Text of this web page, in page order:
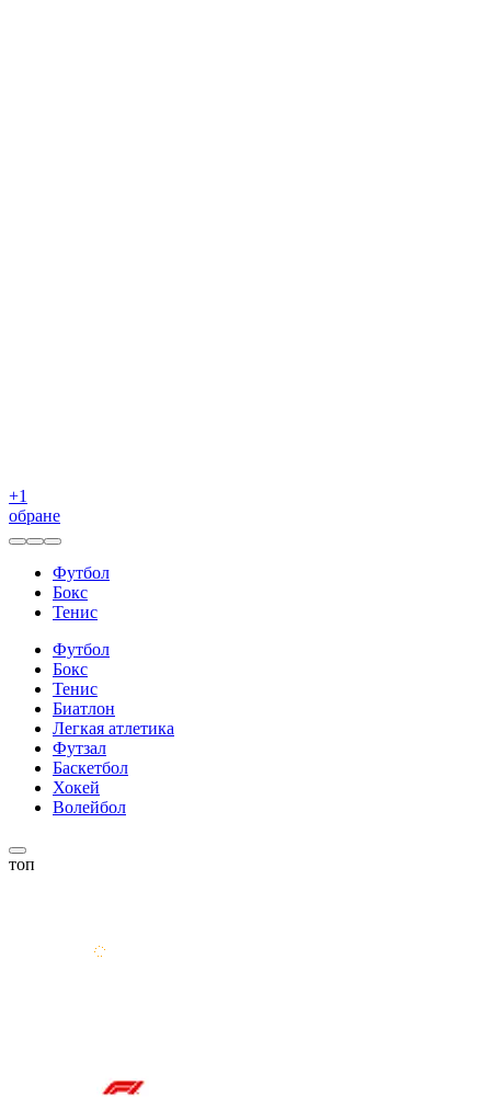
+1
обране
Футбол
Бокс
Тенис
Футбол
Бокс
Тенис
Биатлон
Легкая атлетика
Футзал
Баскетбол
Хокей
Волейбол
топ